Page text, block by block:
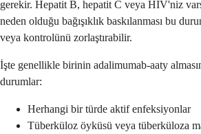
gerekir. Hepatit B, hepatit C veya HIV'niz
neden olduğu bağışıklık baskılanması bu
veya kontrolünü zorlaştırabilir.
İşte genellikle birinin adalimumab-aaty
durumlar:
Herhangi bir türde aktif enfeksiyonlar
Tüberküloz öyküsü veya tüberküloza